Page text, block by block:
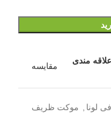
مندی
مقایسه
لونا
موکت ظریف